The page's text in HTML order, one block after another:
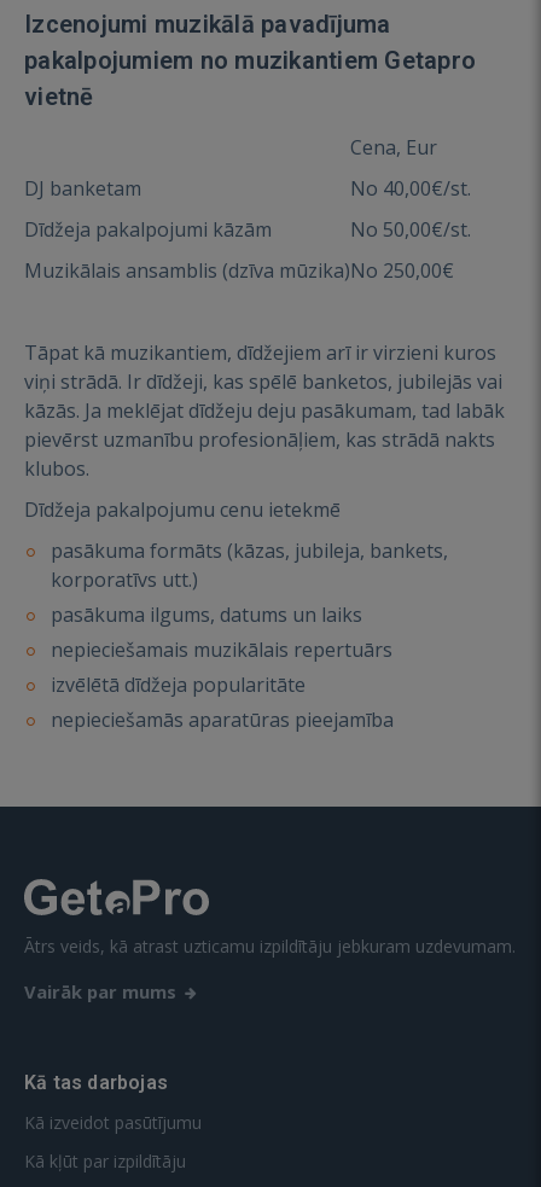
Izcenojumi muzikālā pavadījuma
pakalpojumiem no muzikantiem Getapro
vietnē
Cena, Eur
DJ banketam
No 40,00€/st.
Dīdžeja pakalpojumi kāzām
No 50,00€/st.
Muzikālais ansamblis (dzīva mūzika)No 250,00€
Tāpat kā muzikantiem, dīdžejiem arī ir virzieni kuros
viņi strādā. Ir dīdžeji, kas spēlē banketos, jubilejās vai
kāzās. Ja meklējat dīdžeju deju pasākumam, tad labāk
pievērst uzmanību profesionāļiem, kas strādā nakts
klubos.
Dīdžeja pakalpojumu cenu ietekmē
pasākuma formāts (kāzas, jubileja, bankets,
korporatīvs utt.)
pasākuma ilgums, datums un laiks
nepieciešamais muzikālais repertuārs
izvēlētā dīdžeja popularitāte
nepieciešamās aparatūras pieejamība
Ātrs veids, kā atrast uzticamu izpildītāju jebkuram uzdevumam.
Vairāk par mums
Kā tas darbojas
Kā izveidot pasūtījumu
Kā kļūt par izpildītāju